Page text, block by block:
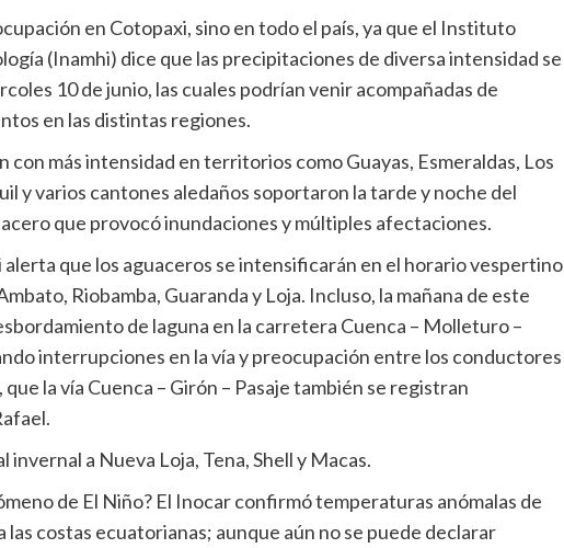
en Cotopaxi, sino en todo el país, ya que el Instituto
(Inamhi) dice que las precipitaciones de diversa intensidad se
10 de junio, las cuales podrían venir acompañadas de
en las distintas regiones.
con más intensidad en territorios como Guayas, Esmeraldas, Los
y varios cantones aledaños soportaron la tarde y noche del
que provocó inundaciones y múltiples afectaciones.
que los aguaceros se intensificarán en el horario vespertino
Riobamba, Guaranda y Loja. Incluso, la mañana de este
de laguna en la carretera Cuenca – Molleturo –
interrupciones en la vía y preocupación entre los conductores
la vía Cuenca – Girón – Pasaje también se registran
invernal a Nueva Loja, Tena, Shell y Macas.
de El Niño? El Inocar confirmó temperaturas anómalas de
las costas ecuatorianas; aunque aún no se puede declarar